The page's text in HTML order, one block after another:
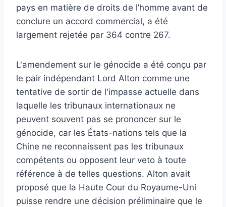
pays en matière de droits de l’homme avant de
conclure un accord commercial, a été
largement rejetée par 364 contre 267.
L'amendement sur le génocide a été conçu par
le pair indépendant Lord Alton comme une
tentative de sortir de l'impasse actuelle dans
laquelle les tribunaux internationaux ne
peuvent souvent pas se prononcer sur le
génocide, car les États-nations tels que la
Chine ne reconnaissent pas les tribunaux
compétents ou opposent leur veto à toute
référence à de telles questions. Alton avait
proposé que la Haute Cour du Royaume-Uni
puisse rendre une décision préliminaire que le